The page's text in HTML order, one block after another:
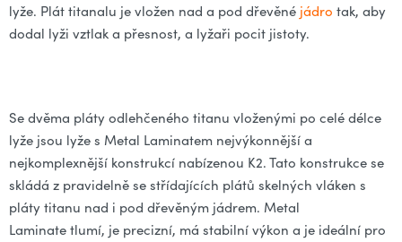
lyže. Plát titanalu je vložen nad a pod dřevěné jádro tak, aby
dodal lyži vztlak a přesnost, a lyžaři pocit jistoty.
Se dvěma pláty odlehčeného titanu vloženými po celé délce
lyže jsou lyže s Metal Laminatem nejvýkonnější a
nejkomplexnější konstrukcí nabízenou K2. Tato konstrukce se
skládá z pravidelně se střídajících plátů skelných vláken s
pláty titanu nad i pod dřevěným jádrem. Metal
Laminate tlumí, je precizní, má stabilní výkon a je ideální pro